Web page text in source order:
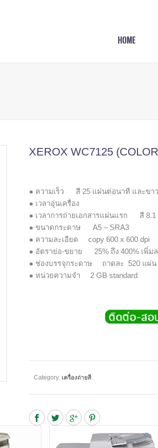
HOME
XEROX WC7125
● ความเร็ว สี 25 แผ่นต่อนาที และขา
● เวลาอุ่นเครื่อง
● เวลาการถ่ายเอกสารแผ่นแรก สี
● ขนาดกระดาษ A5 – SRA3
● ความละเอียด copy 600 x 600 dpi
● อัตราย่อ-ขยาย 25% ถึง 400% เพิ่มล
● ช่องบรรจุกระดาษ ถาดละ 520 แผ่น
● หน่วยความจำ 2 GB standard
Category: เครื่องถ่ายสี.